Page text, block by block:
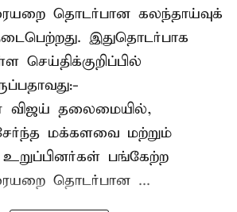
தொடர்பான கலந்தாய்வுக்
இதுதொடர்பாக
செய்திக்குறிப்பில்
விஜய் தலைமையில்,
மக்களவை மற்றும்
பங்கேற்ற
தொடர்பான ...